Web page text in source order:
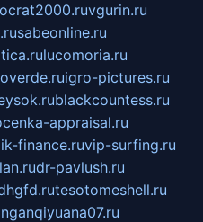
vgurin.ru
sabeonline.ru
lucomoria.ru
igro-pictures.ru
blackcountess.ru
appraisal.ru
finance.ruvip-surfing.ru
dr-pavlush.ru
tesotomeshell.ru